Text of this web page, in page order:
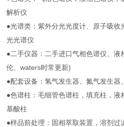
解析仪
●光谱类：紫外分光光度计、原子吸
光光谱仪
●二手仪器：二手进口气相色谱仪、液
伦、waters时常更新)
●配套设备：氢气发生器、氮气发生器
●色谱柱：毛细管色谱柱，填充柱，
基酸柱
●样品前处理：固相萃取装置，溶剂